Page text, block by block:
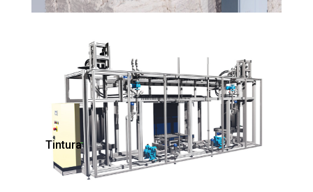
Tintura